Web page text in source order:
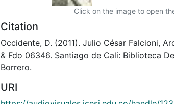
Click on the image to open
Citation
Occidente, D. (2011). Julio César Falcioni,
& Fdo 06346. Santiago de Cali: Biblioteca
Borrero.
URI